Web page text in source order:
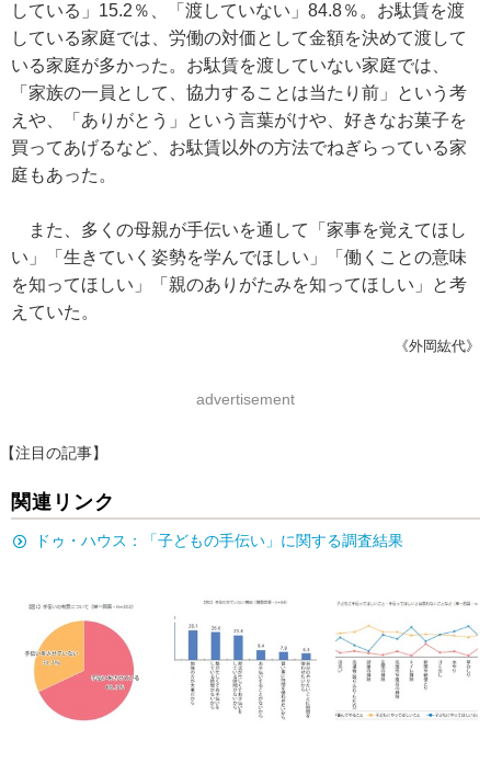
している」15.2％、「渡していない」84.8％。お駄賃を渡
している家庭では、労働の対価として金額を決めて渡して
いる家庭が多かった。お駄賃を渡していない家庭では、
「家族の一員として、協力することは当たり前」という考
えや、「ありがとう」という言葉がけや、好きなお菓子を
買ってあげるなど、お駄賃以外の方法でねぎらっている家
庭もあった。
また、多くの母親が手伝いを通して「家事を覚えてほし
い」「生きていく姿勢を学んでほしい」「働くことの意味
を知ってほしい」「親のありがたみを知ってほしい」と考
えていた。
《外岡紘代》
advertisement
【注目の記事】
関連リンク
ドゥ・ハウス：「子どもの手伝い」に関する調査結果